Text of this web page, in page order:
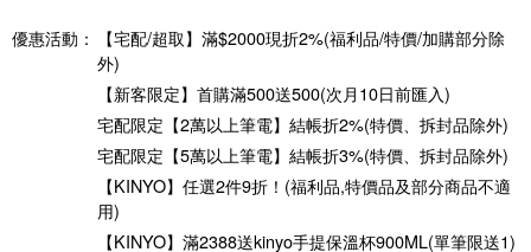
優惠活動：
【宅配/超取】滿$2000現折2%(福利品/特價/加購部分除
外)
【新客限定】首購滿500送500(次月10日前匯入)
宅配限定【2萬以上筆電】結帳折2%(特價、拆封品除外)
宅配限定【5萬以上筆電】結帳折3%(特價、拆封品除外)
【KINYO】任選2件9折！(福利品,特價品及部分商品不適
用)
【KINYO】滿2388送kinyo手提保溫杯900ML(單筆限送1)